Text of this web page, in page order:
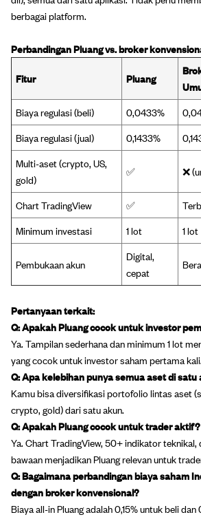
berbagai platform.
Perbandingan Pluang vs. broker
Fitur Pluang
Biaya regulasi (beli)
0,0433%
Biaya regulasi (jual)
0,1433%
Multi-aset (crypto, US,
gold)
✅ ❌
Chart TradingView ✅
Minimum investasi
1 lot 1 lot
Pembukaan akun
Digital,
cepat
Pertanyaan terkait:
Q: Apakah Pluang cocok untuk investor
Ya. Tampilan sederhana dan minimum 1 lot
yang cocok untuk investor saham pertama kali.
Q: Apa kelebihan punya semua aset di satu
Kamu bisa diversifikasi portofolio lintas aset
crypto, gold) dari satu akun.
Q: Apakah Pluang cocok untuk trader aktif?
Ya. Chart TradingView, 50+ indikator teknikal,
bawaan menjadikan Pluang relevan untuk
Q: Bagaimana perbandingan biaya saham
dengan broker konvensional?
Biaya all-in Pluang adalah 0,15% untuk beli